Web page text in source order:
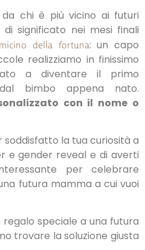
chi è più vicino ai futuri
significato nei mesi finali
della fortuna: un capo
realizziamo in finissimo
a diventare il primo
bimbo appena nato.
con il nome o
soddisfatto la tua curiosità a
e gender reveal e di averti
per celebrare
futura mamma a cui vuoi
speciale a una futura
trovare la soluzione giusta